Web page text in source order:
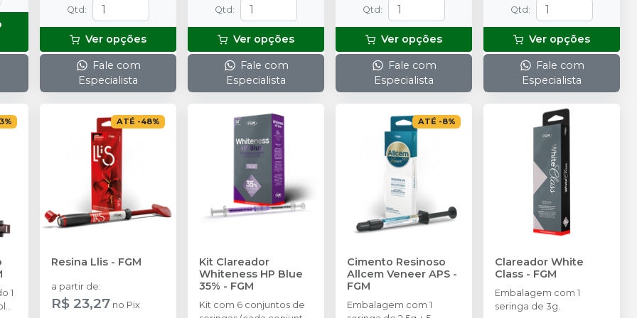
Qtd :
Ver opções
Fale com
Especialista
Qtd :
Ver opções
Fale com
Especialista
Qtd :
Ver opções
Fale com
Especialista
Qtd :
Ver opções
Fale com
Especialista
%
1
ATÉ -48%
Resina Llis - FGM
a partir de:
R$ 23,27 no Pix
Kit Clareador
Whiteness HP Blue
35% - FGM
Kit com 6 conjuntos de
ATÉ -8%
Cimento Resinoso
Allcem Veneer APS -
FGM
Embalagem com 1
Clareador White
Class - FGM
Embalagem com 1
seringa de 3g.